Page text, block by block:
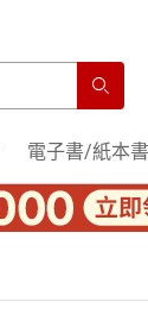
電子書/紙本書